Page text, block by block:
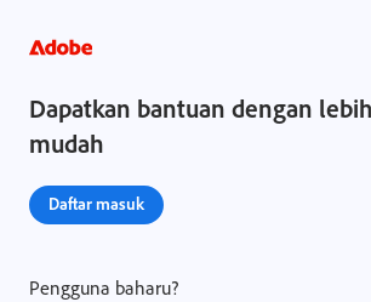
Dapatkan bantuan dengan
mudah
Daftar masuk
Pengguna baharu?